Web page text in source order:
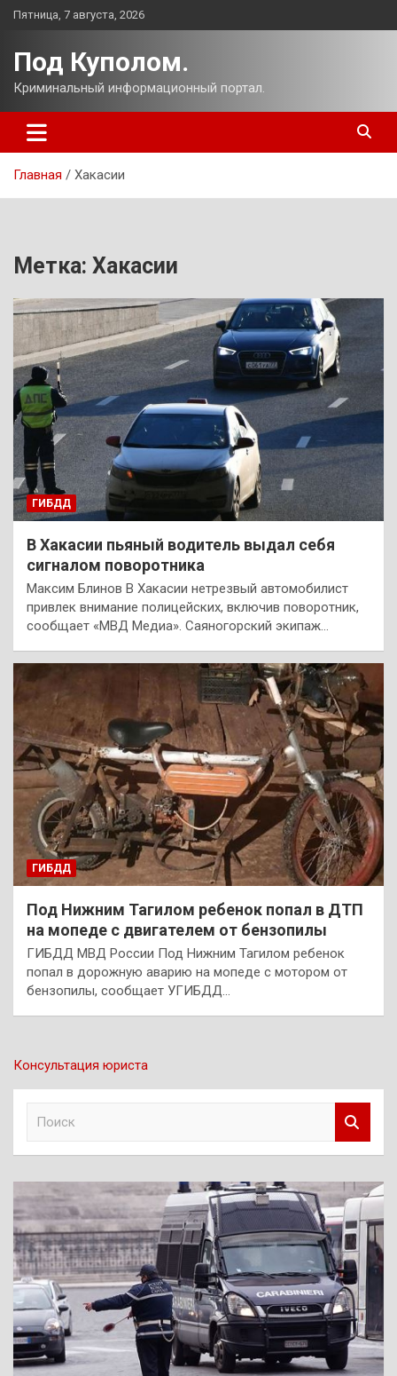
Перейти
Пятница, 7 августа, 2026
Под Куполом.
Криминальный информационный портал.
Главная Хакасии
Метка: Хакасии
ГИБДД
В Хакасии пьяный водитель выдал себя
сигналом поворотника
Максим Блинов В Хакасии нетрезвый автомобилист
привлек внимание полицейских, включив поворотник,
сообщает «МВД Медиа». Саяногорский экипаж…
ГИБДД
Под Нижним Тагилом ребенок попал в ДТП
на мопеде с двигателем от бензопилы
ГИБДД МВД России Под Нижним Тагилом ребенок
попал в дорожную аварию на мопеде с мотором от
бензопилы, сообщает УГИБДД…
Консультация юриста
к